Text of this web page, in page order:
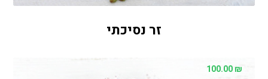
זר נסיכתי
100.00₪